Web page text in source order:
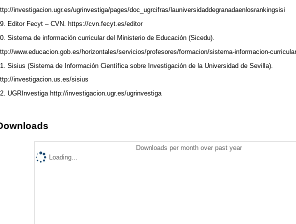
investigacion.ugr.es/ugrinvestiga/pages/doc_ugrcifras/launiversidaddegranadaenlosrankingsisi
Editor Fecyt – CVN. https://cvn.fecyt.es/editor
Sistema de información curricular del Ministerio de Educación (Sicedu).
www.educacion.gob.es/horizontales/servicios/profesores/formacion/sistema-informacion-
Sisius (Sistema de Información Científica sobre Investigación de la Universidad de Sevilla).
investigacion.us.es/sisius
UGRInvestiga http://investigacion.ugr.es/ugrinvestiga
Downloads per month over past year
Loading...